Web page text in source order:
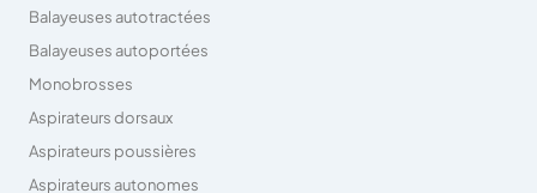
Balayeuses autotractées
Balayeuses autoportées
Monobrosses
Aspirateurs dorsaux
Aspirateurs poussières
Aspirateurs autonomes